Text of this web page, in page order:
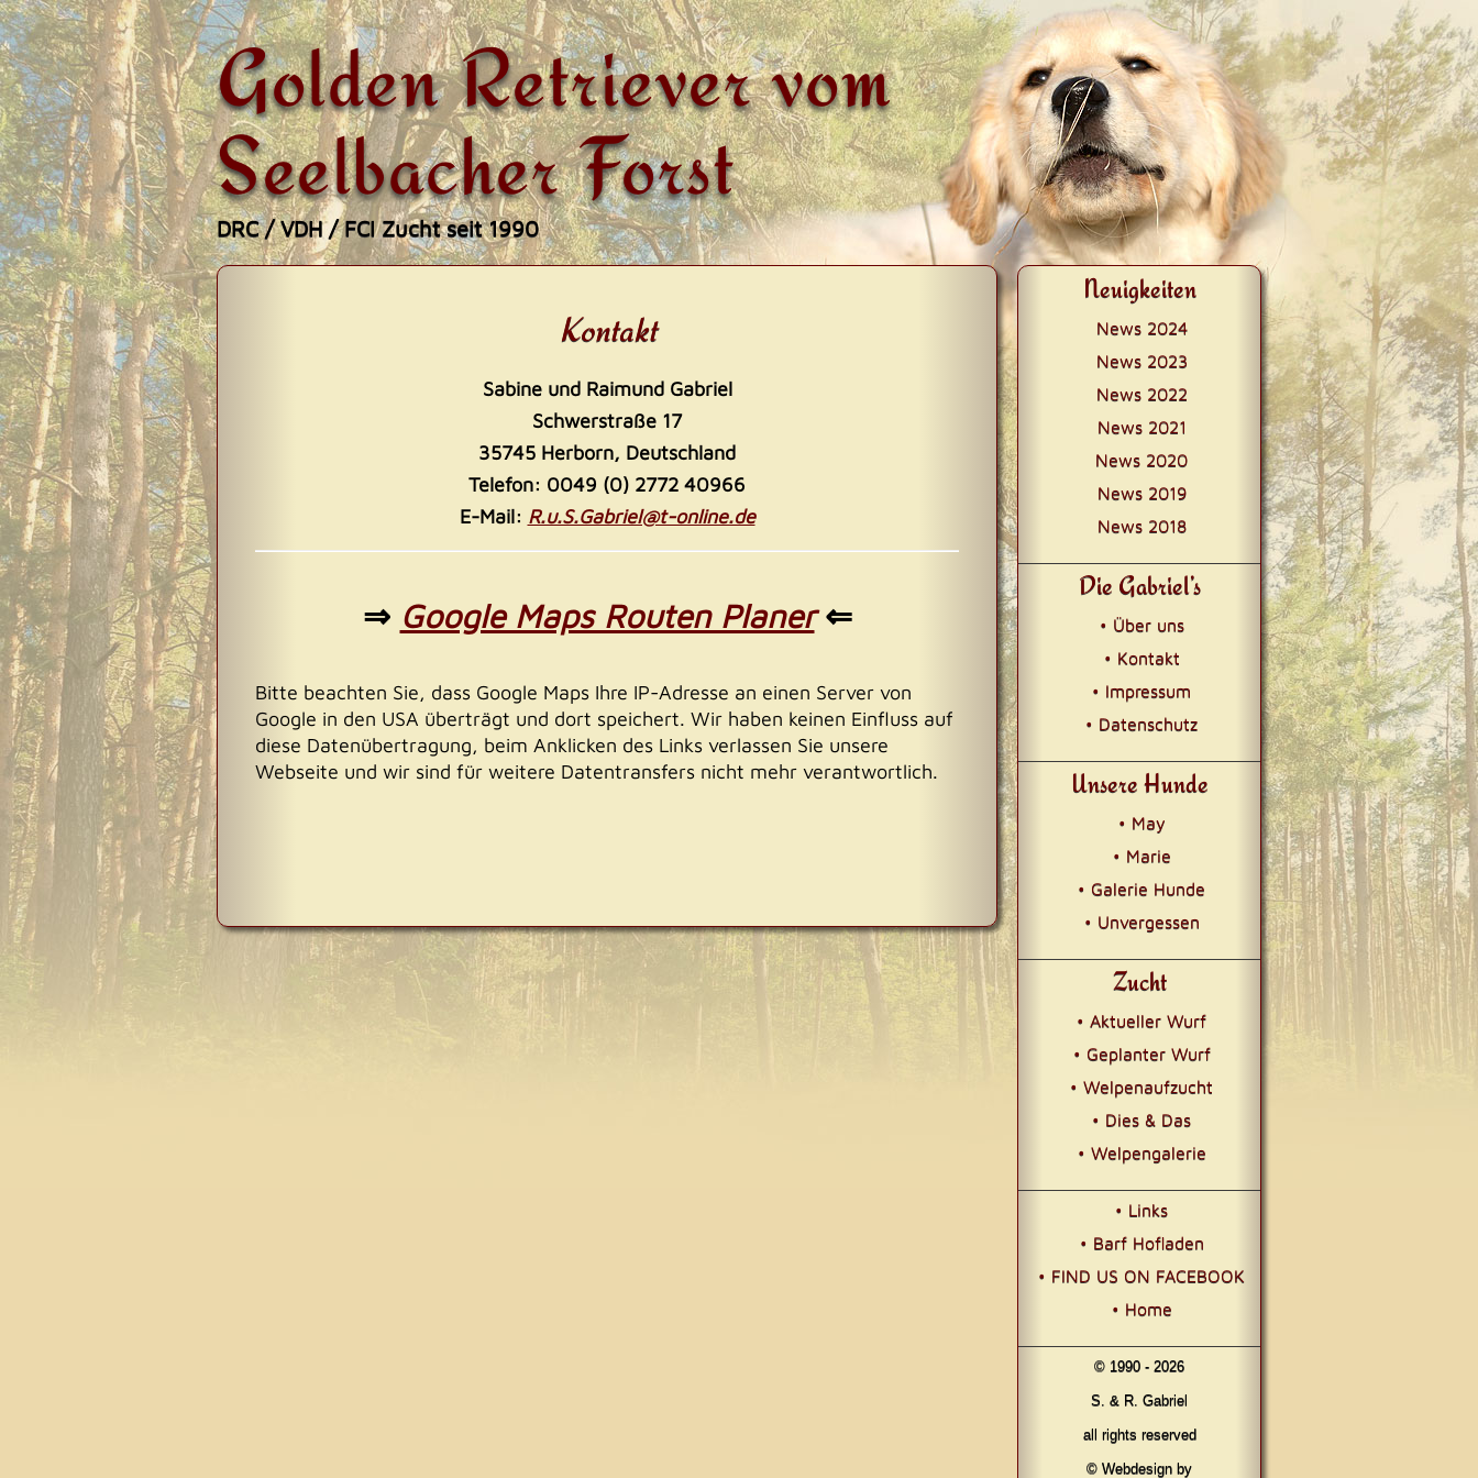
Golden Retriever vom
Seelbacher Forst
DRC / VDH / FCI Zucht seit 1990
Kontakt
Sabine und Raimund Gabriel
Schwerstraße 17
35745 Herborn, Deutschland
Telefon: 0049 (0) 2772 40966
E-Mail: R.u.S.Gabriel@t-online.de
⇒ Google Maps Routen Planer⇐
Bitte beachten Sie, dass Google Maps Ihre IP-Adresse an einen Server von
Google in den USA überträgt und dort speichert. Wir haben keinen Einfluss auf
diese Datenübertragung, beim Anklicken des Links verlassen Sie unsere
Webseite und wir sind für weitere Datentransfers nicht mehr verantwortlich.
Neuigkeiten
News 2024
News 2023
News 2022
News 2021
News 2020
News 2019
News 2018
Die Gabriel’s
• Über uns
• Kontakt
• Impressum
• Datenschutz
Unsere Hunde
• May
• Marie
• Galerie Hunde
• Unvergessen
Zucht
• Aktueller Wurf
• Geplanter Wurf
• Welpenaufzucht
• Dies & Das
• Welpengalerie
• Links
• Barf Hofladen
• FIND US ON FACEBOOK
• Home
© 1990 - 2026
S. & R. Gabriel
all rights reserved
© Webdesign by